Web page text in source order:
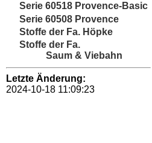
Serie 60518 Provence-Basic
Serie 60508 Provence
Stoffe der Fa. Höpke
Stoffe der Fa.
Saum & Viebahn
Letzte Änderung:
2024-10-18 11:09:23